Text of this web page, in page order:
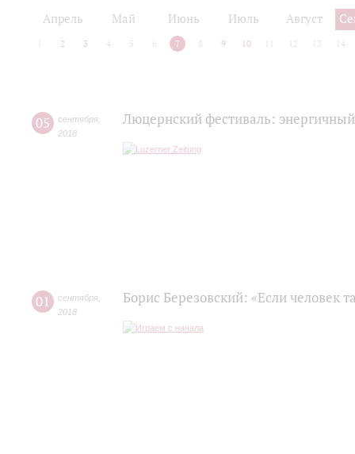
Апрель Май Июнь Июль Август
2 3 4 5 6 7 8 9 10 12 13 14
05 сентября
2018
Люцернский фестиваль:
01 сентября
2018
Борис Березовский: «Если человек